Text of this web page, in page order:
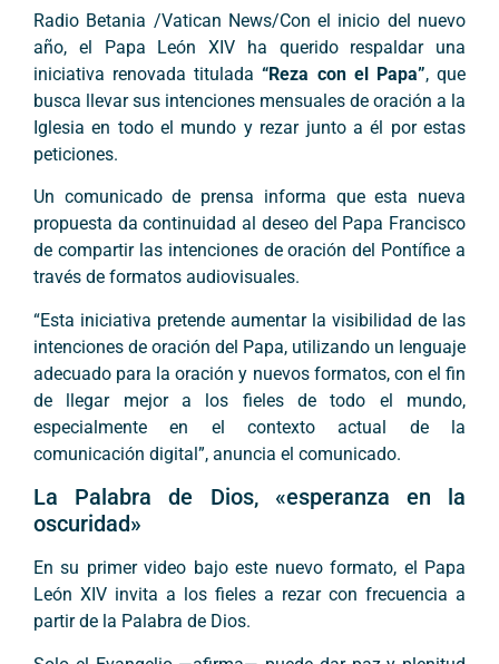
Radio Betania /Vatican News/Con el inicio del nuevo
año, el Papa León XIV ha querido respaldar una
iniciativa renovada titulada“Reza con el Papa”, que
busca llevar sus intenciones mensuales de oración a la
Iglesia en todo el mundo y rezar junto a él por estas
peticiones.
Un comunicado de prensa informa que esta nueva
propuesta da continuidad al deseo del Papa Francisco
de compartir las intenciones de oración del Pontífice a
través de formatos audiovisuales.
“Esta iniciativa pretende aumentar la visibilidad de las
intenciones de oración del Papa, utilizando un lenguaje
adecuado para la oración y nuevos formatos, con el fin
de llegar mejor a los fieles de todo el mundo,
especialmente en el contexto actual de la
comunicación digital”, anuncia el comunicado.
La Palabra de Dios, «esperanza en la
oscuridad»
En su primer video bajo este nuevo formato, el Papa
León XIV invita a los fieles a rezar con frecuencia a
partir de la Palabra de Dios.